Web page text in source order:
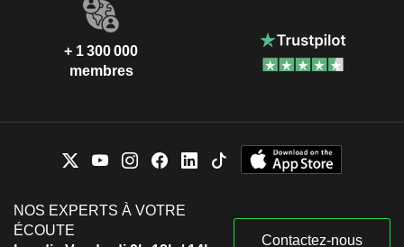
+ 1 300 000
membres
NOS EXPERTS À VOTRE
ÉCOUTE
Contactez-nous